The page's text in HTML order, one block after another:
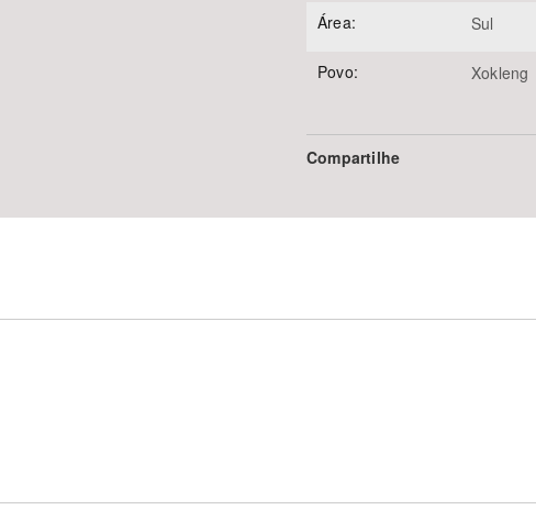
Área: Sul
Povo: Xokleng
Compartilhe